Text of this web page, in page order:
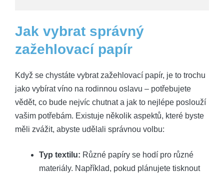
Jak vybrat správný
zažehlovací papír
Když se chystáte vybrat zažehlovací papír, je to trochu
jako vybírat víno na rodinnou oslavu – potřebujete
vědět, co bude nejvíc chutnat a jak to nejlépe poslouží
vašim potřebám. Existuje několik aspektů, které byste
měli zvážit, abyste udělali správnou volbu:
Typ textilu: Různé papíry se hodí pro různé
materiály. Například, pokud plánujete tisknout